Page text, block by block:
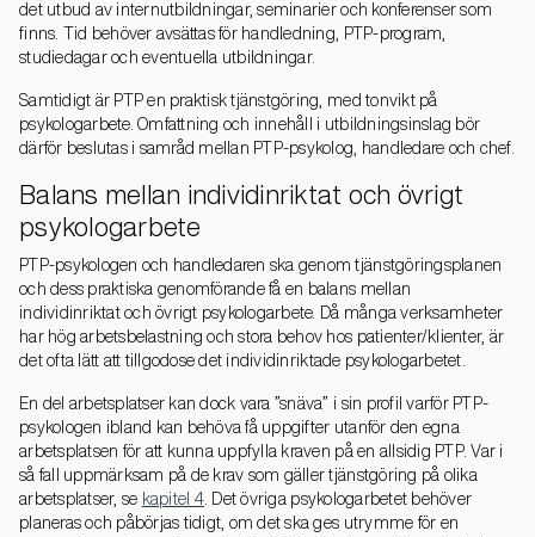
det utbud av internutbildningar, seminarier och konferenser som
finns. Tid behöver avsättas för handledning, PTP-program,
studiedagar och eventuella utbildningar.
Samtidigt är PTP en praktisk tjänstgöring, med tonvikt på
psykologarbete. Omfattning och innehåll i utbildningsinslag bör
därför beslutas i samråd mellan PTP-psykolog, handledare och chef.
Balans mellan individinriktat och övrigt
psykologarbete
PTP-psykologen och handledaren ska genom tjänstgöringsplanen
och dess praktiska genomförande få en balans mellan
individinriktat och övrigt psykologarbete. Då många verksamheter
har hög arbetsbelastning och stora behov hos patienter/klienter, är
det ofta lätt att tillgodose det individinriktade psykologarbetet.
En del arbetsplatser kan dock vara ”snäva” i sin profil varför PTP-
psykologen ibland kan behöva få uppgifter utanför den egna
arbetsplatsen för att kunna uppfylla kraven på en allsidig PTP. Var i
så fall uppmärksam på de krav som gäller tjänstgöring på olika
arbetsplatser, se kapitel 4. Det övriga psykologarbetet behöver
planeras och påbörjas tidigt, om det ska ges utrymme för en